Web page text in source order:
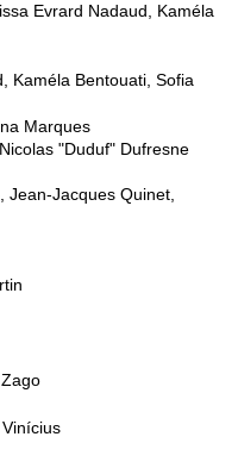
Evrard Nadaud, Kaméla
Kaméla Bentouati, Sofia
Marques
"Duduf" Dufresne
Jean-Jacques Quinet,